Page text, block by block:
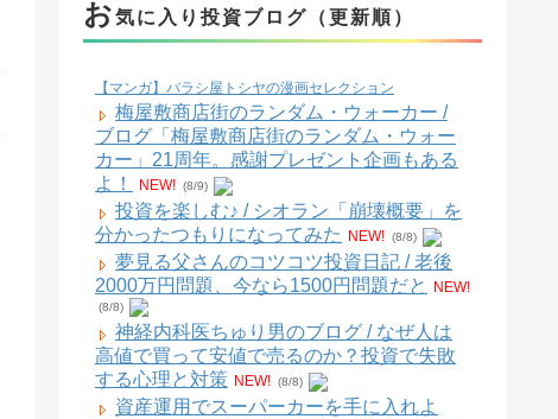
お気に入り投資ブログ（更新順）
【マンガ】バラシ屋トシヤの漫画セレクション
梅屋敷商店街のランダム・ウォーカー /
ブログ「梅屋敷商店街のランダム・ウォー
カー」21周年。感謝プレゼント企画もある
よ！
NEW! (8/9)
投資を楽しむ♪ / シオラン「崩壊概要」を
分かったつもりになってみた
NEW! (8/8)
夢見る父さんのコツコツ投資日記 / 老後
2000万円問題、今なら1500円問題だと
NEW!
(8/8)
神経内科医ちゅり男のブログ / なぜ人は
高値で買って安値で売るのか？投資で失敗
する心理と対策 NEW! (8/8)
資産運用でスーパーカーを手に入れよ